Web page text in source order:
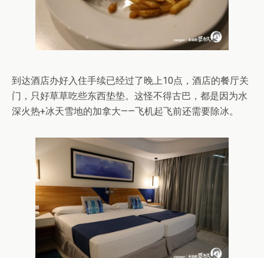
到达酒店办好入住手续已经过了晚上10点，酒店的餐厅关
门，只好草草吃些东西垫垫。这怪不得古巴，都是因为水
深火热+冰天雪地的加拿大——飞机起飞前还需要除冰。